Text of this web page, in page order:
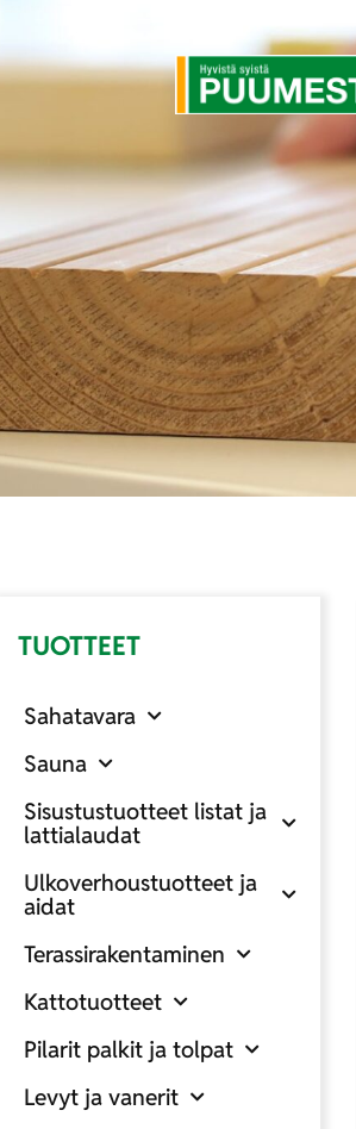
TUOTTEET
Sahatavara
Sauna
Sisustustuotteet listat ja
lattialaudat
Ulkoverhoustuotteet ja
aidat
Terassirakentaminen
Kattotuotteet
Pilarit palkit ja tolpat
Levyt ja vanerit